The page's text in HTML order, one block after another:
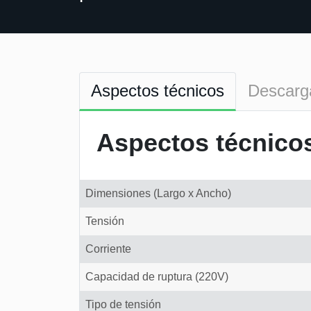
Aspectos técnicos
Aspectos
Dimensiones (Largo x Ancho)
Tensión
Corriente
Capacidad de ruptura (220V)
Tipo de tensión